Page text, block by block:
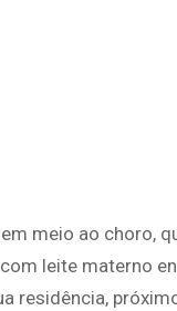
meio ao choro,
leite materno
residência,